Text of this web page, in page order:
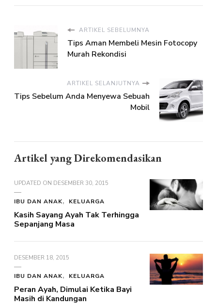
ARTIKEL SEBELUMNYA
Tips Aman Membeli Mesin Fotocopy
Murah Rekondisi
ARTIKEL SELANJUTNYA
Tips Sebelum Anda Menyewa Sebuah
Mobil
Artikel yang Direkomendasikan
UPDATED ON DESEMBER 30, 2015
IBU DAN ANAK KELUARGA
Kasih Sayang Ayah Tak Terhingga
Sepanjang Masa
DESEMBER 18, 2015
IBU DAN ANAK KELUARGA
Peran Ayah, Dimulai Ketika Bayi
Masih di Kandungan